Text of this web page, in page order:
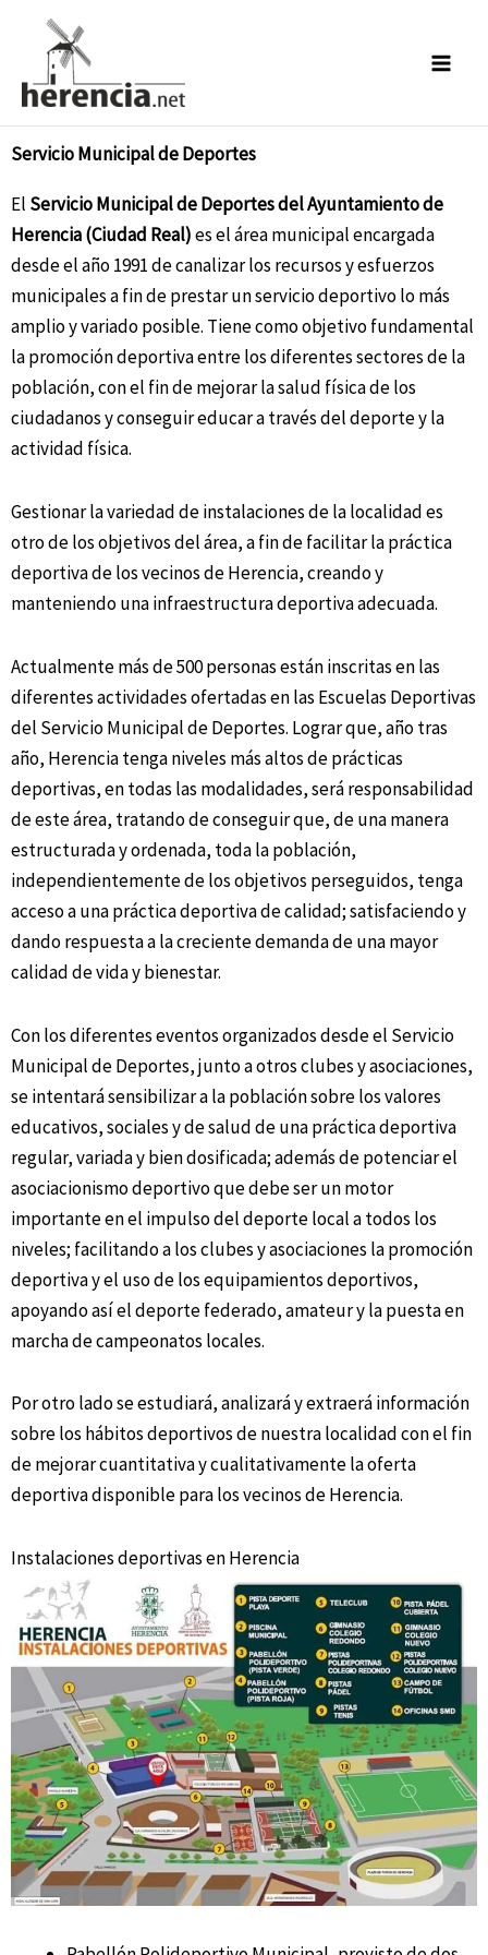
contenido
Servicio Municipal de Deportes
El Servicio Municipal de Deportes del Ayuntamiento de
Herencia (Ciudad Real)es el área municipal encargada
desde el año 1991 de canalizar los recursos y esfuerzos
municipales a fin de prestar un servicio deportivo lo más
amplio y variado posible. Tiene como objetivo fundamental
la promoción deportiva entre los diferentes sectores de la
población, con el fin de mejorar la salud física de los
ciudadanos y conseguir educar a través del deporte y la
actividad física.
Gestionar la variedad de instalaciones de la localidad es
otro de los objetivos del área, a fin de facilitar la práctica
deportiva de los vecinos de Herencia, creando y
manteniendo una infraestructura deportiva adecuada.
Actualmente más de 500 personas están inscritas en las
diferentes actividades ofertadas en las Escuelas Deportivas
del Servicio Municipal de Deportes. Lograr que, año tras
año, Herencia tenga niveles más altos de prácticas
deportivas, en todas las modalidades, será responsabilidad
de este área, tratando de conseguir que, de una manera
estructurada y ordenada, toda la población,
independientemente de los objetivos perseguidos, tenga
acceso a una práctica deportiva de calidad; satisfaciendo y
dando respuesta a la creciente demanda de una mayor
calidad de vida y bienestar.
Con los diferentes eventos organizados desde el Servicio
Municipal de Deportes, junto a otros clubes y asociaciones,
se intentará sensibilizar a la población sobre los valores
educativos, sociales y de salud de una práctica deportiva
regular, variada y bien dosificada; además de potenciar el
asociacionismo deportivo que debe ser un motor
importante en el impulso del deporte local a todos los
niveles; facilitando a los clubes y asociaciones la promoción
deportiva y el uso de los equipamientos deportivos,
apoyando así el deporte federado, amateur y la puesta en
marcha de campeonatos locales.
Por otro lado se estudiará, analizará y extraerá información
sobre los hábitos deportivos de nuestra localidad con el fin
de mejorar cuantitativa y cualitativamente la oferta
deportiva disponible para los vecinos de Herencia.
Instalaciones deportivas en Herencia